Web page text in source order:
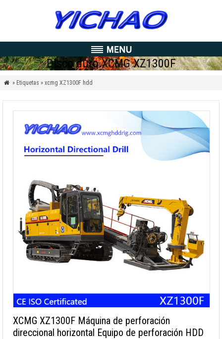
Disco duro XCMG XZ1300F
 » Etiquetas » xcmg XZ1300F hdd
XCMG XZ1300F Máquina de perforación
direccional horizontal Equipo de perforación HDD